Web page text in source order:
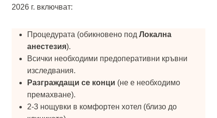
2026 г. включват:
Процедурата (обикновено под Локална
анестезия).
Всички необходими предоперативни кръвни
изследвания.
Разграждащи се конци (не е необходимо
премахване).
2-3 нощувки в комфортен хотел (близо до